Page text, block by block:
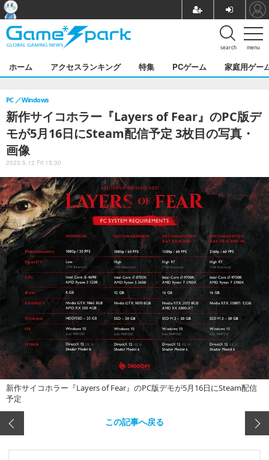
menu
search
ホーム アクセスランキング 特集 PCゲーム 家庭用ゲー
新作サイコホラー『Layers of Fear』のPC版デ
モが5月16日にSteam配信予定 3枚目の写真・
画像
PC Windows
2023.5.12 Fri 15:30
新作サイコホラー『Layers of Fear』のPC版デモが5月16日にSteam配信
予定
この記事へ戻る